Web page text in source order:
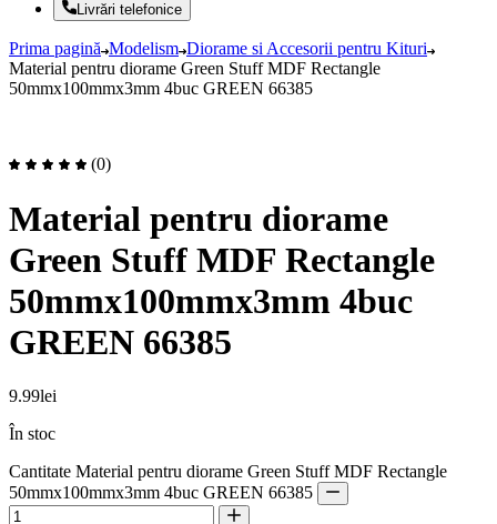
Livrări telefonice
Prima pagină Modelism Diorame si Accesorii pentru Kituri
Material pentru diorame Green Stuff MDF Rectangle
50mmx100mmx3mm 4buc GREEN 66385
(0)
Material pentru diorame
Green Stuff MDF Rectangle
50mmx100mmx3mm 4buc
GREEN 66385
9.99lei
În stoc
Cantitate Material pentru diorame Green Stuff MDF Rectangle
50mmx100mmx3mm 4buc GREEN 66385